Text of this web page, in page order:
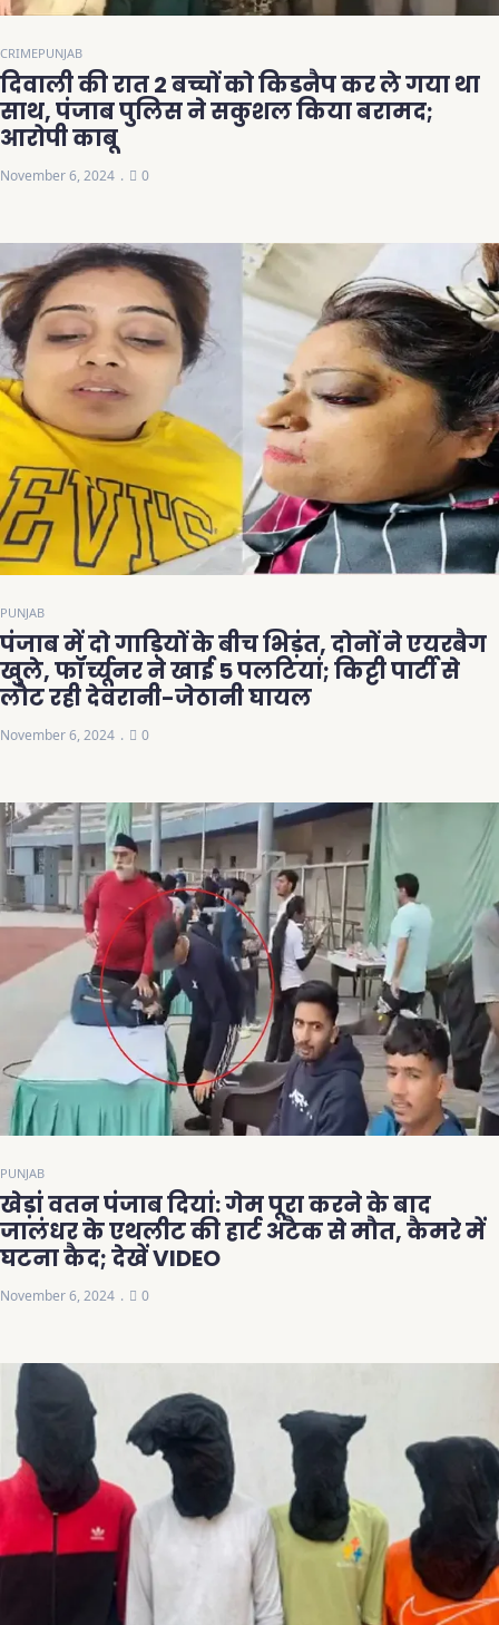
CRIMEPUNJAB
दिवाली की रात 2 बच्चों को किडनैप कर ले गया था
साथ, पंजाब पुलिस ने सकुशल किया बरामद;
आरोपी काबू
November 6, 2024 0
PUNJAB
पंजाब में दो गाड़ियों के बीच भिड़ंत, दोनों ने एयरबैग
खुले, फॉर्च्यूनर ने खाई 5 पलटियां; किट्टी पार्टी से
लौट रही देवरानी-जेठानी घायल
November 6, 2024 0
PUNJAB
खेड़ां वतन पंजाब दियां: गेम पूरा करने के बाद
जालंधर के एथलीट की हार्ट अटैक से मौत, कैमरे में
घटना कैद; देखें VIDEO
November 6, 2024 0